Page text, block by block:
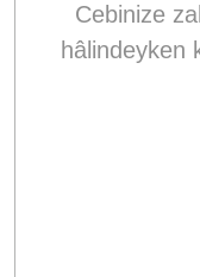
Cebinize
hâlindeyken